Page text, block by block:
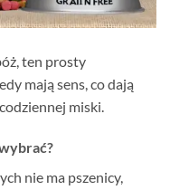
ten prosty
mają sens, co dają
miski.
nie ma pszenicy,